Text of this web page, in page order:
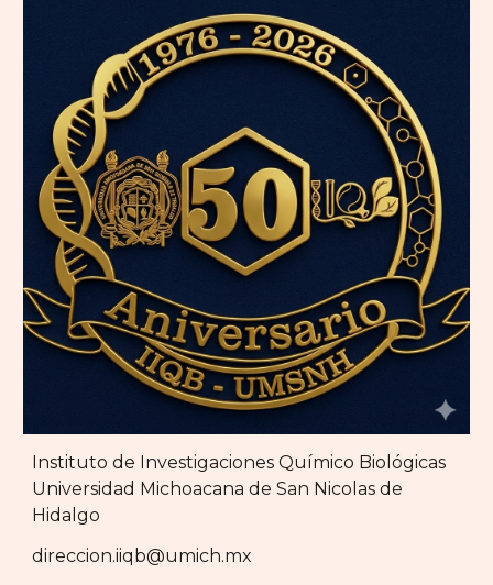
Instituto de Investigaciones Químico Biológicas
Universidad Michoacana de San Nicolas de
Hidalgo
direccion.iiqb@umich.mx